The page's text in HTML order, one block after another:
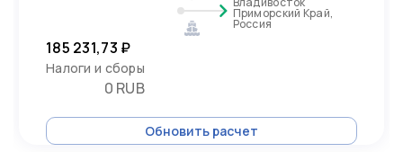
Приморский Край,
Россия
185 231,73 ₽
Налоги и сборы
0 RUB
Обновить расчет